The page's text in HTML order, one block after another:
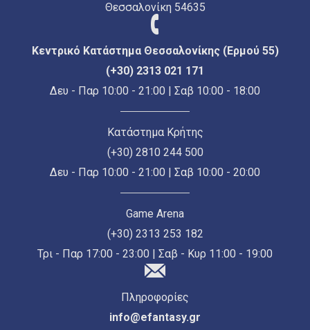
Θεσσαλονίκη 54635
Κεντρικό Κατάστημα Θεσσαλονίκης (Ερμού 55)
(+30) 2313 021 171
Δευ - Παρ 10:00 - 21:00 | Σαβ 10:00 - 18:00
Κατάστημα Κρήτης
(+30) 2810 244 500
Δευ - Παρ 10:00 - 21:00 | Σαβ 10:00 - 20:00
Game Arena
(+30) 2313 253 182
Τρι - Παρ 17:00 - 23:00 | Σαβ - Κυρ 11:00 - 19:00
Πληροφορίες
info@efantasy.gr